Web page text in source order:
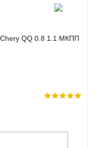
QQ 0.8 1.1 МКПП